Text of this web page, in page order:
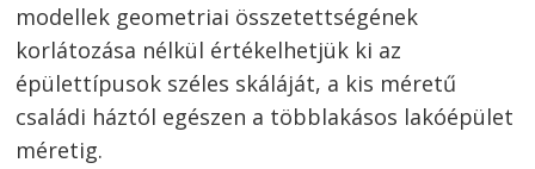
modellek geometriai összetettségének
korlátozása nélkül értékelhetjük ki az
épülettípusok széles skáláját, a kis méretű
családi háztól egészen a többlakásos lakóépület
méretig.